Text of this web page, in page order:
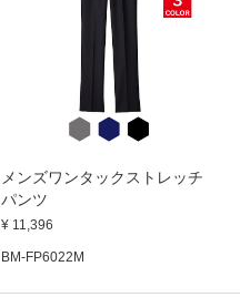
メンズワンタックストレッチ
パンツ
¥ 11,396
BM-FP6022M